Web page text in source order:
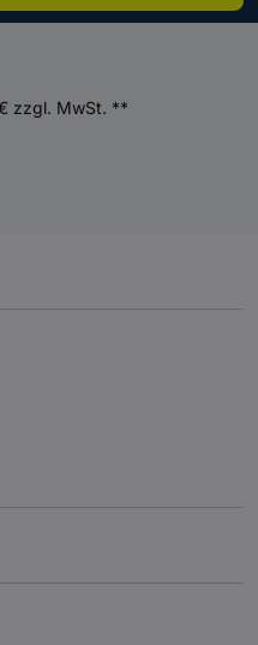
zzgl. MwSt. **